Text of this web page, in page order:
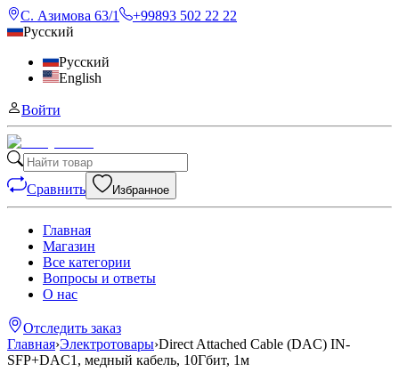
С. Азимова 63/1
+99893 502 22 22
Русский
Русский
English
Войти
Сравнить Избранное
Главная
Магазин
Все категории
Вопросы и ответы
О нас
Отследить заказ
Главная›Электротовары›Direct Attached Cable (DAC) IN-
SFP+DAC1, медный кабель, 10Гбит, 1м